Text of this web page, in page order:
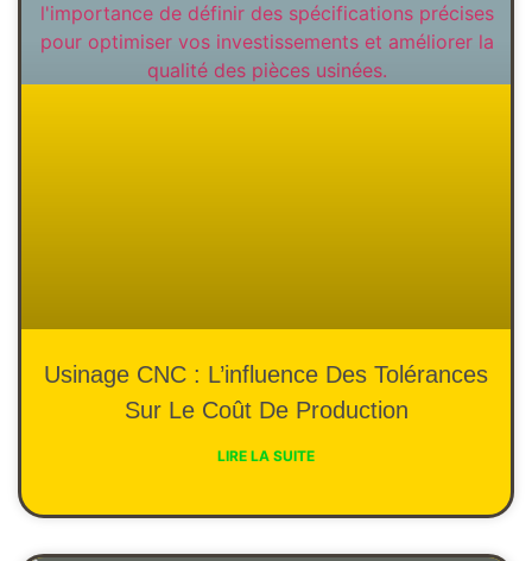
Usinage CNC : L’influence Des Tolérances
Sur Le Coût De Production
LIRE LA SUITE